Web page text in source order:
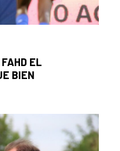
EL
BIEN